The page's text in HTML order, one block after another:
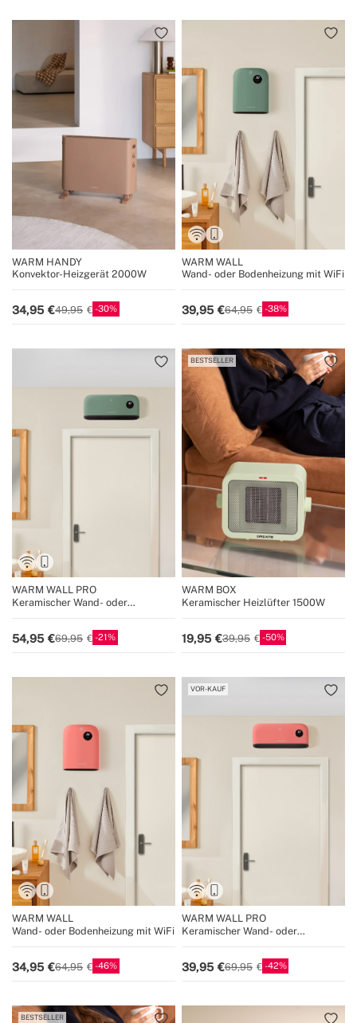
WARM HANDY
Konvektor-Heizgerät 2000W
34,95 49,95 30
WARM WALL
Wand- oder Bodenheizung mit WiFi
39,95 64,95 38
WARM WALL PRO
Keramischer Wand- oder
54,95 69,95 21
BESTSELLER
WARM BOX
Keramischer Heizlüfter 1500W
19,95 39,95 50
WARM WALL
Wand- oder Bodenheizung mit WiFi
34,95 64,95 46
VOR-KAUF
WARM WALL PRO
Keramischer Wand- oder
39,95 69,95 42
BESTSELLER